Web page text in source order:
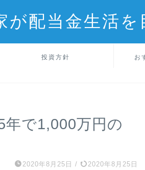
が配当金生活を
投資方針 お
年で1,000万円の
2020年8月25日 / 2020年8月25日